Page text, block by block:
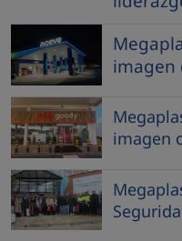
imagen
imagen